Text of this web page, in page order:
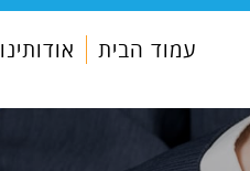
עמוד הבית אודותינו